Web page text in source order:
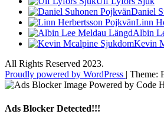
Daniel
Linn
Albin
Kevin
All Rights Reserved 2023.
Proudly powered by WordPress | Theme:
Ads Blocker Detected!!!